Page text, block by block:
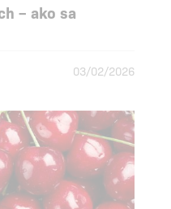
– ako sa
03/02/2026